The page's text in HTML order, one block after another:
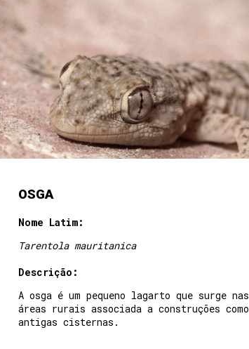
OSGA
Nome Latim:
Tarentola mauritanica
Descrição:
A osga é um pequeno lagarto que surge nas
áreas rurais associada a construções como
antigas cisternas.